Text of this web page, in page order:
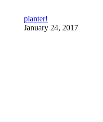
planter!
January 24, 2017